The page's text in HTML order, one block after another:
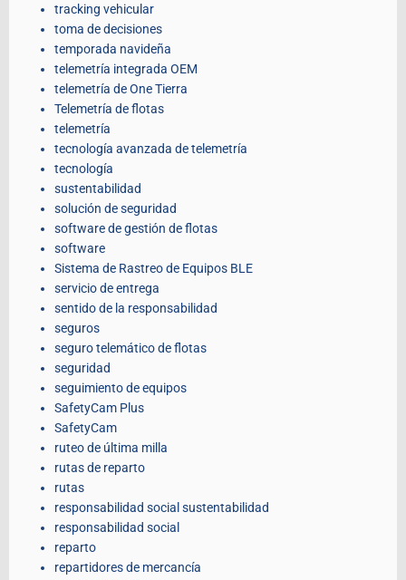
tracking vehicular
toma de decisiones
temporada navideña
telemetría integrada OEM
telemetría de One Tierra
Telemetría de flotas
telemetría
tecnología avanzada de telemetría
tecnología
sustentabilidad
solución de seguridad
software de gestión de flotas
software
Sistema de Rastreo de Equipos BLE
servicio de entrega
sentido de la responsabilidad
seguros
seguro telemático de flotas
seguridad
seguimiento de equipos
SafetyCam Plus
SafetyCam
ruteo de última milla
rutas de reparto
rutas
responsabilidad social sustentabilidad
responsabilidad social
reparto
repartidores de mercancía